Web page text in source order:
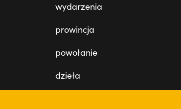
wydarzenia
prowincja
powołanie
dzieła